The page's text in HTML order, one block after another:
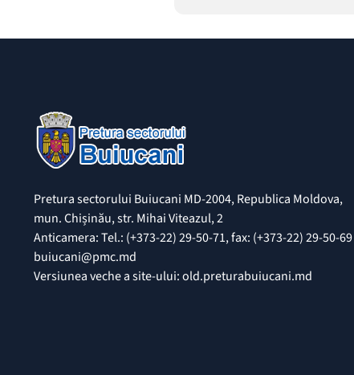
Pretura sectorului Buiucani MD-2004, Republica Moldova,
mun. Chișinău, str. Mihai Viteazul, 2
Anticamera: Tel.: (+373-22) 29-50-71, fax: (+373-22) 29-50-69
buiucani@pmc.md
Versiunea veche a site-ului: old.preturabuiucani.md